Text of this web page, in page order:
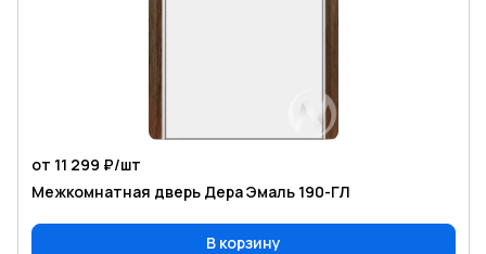
от 11 299 ₽/шт
Межкомнатная дверь Дера Эмаль 190-ГЛ
В корзину